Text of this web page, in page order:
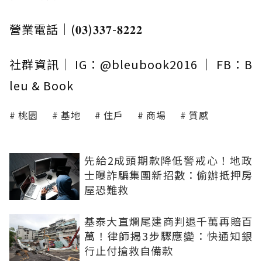
營業電話｜(𝟎𝟑)𝟑𝟑𝟕-𝟖𝟐𝟐𝟐
社群資訊｜ IG：@bleubook2016 ｜ FB：B
leu & Book
桃園 基地 住戶 商場 質感
先給2成頭期款降低警戒心！地政
士曝詐騙集團新招數：偷辦抵押房
屋恐難救
基泰大直爛尾建商判退千萬再賠百
萬！律師揭3步驟應變：快通知銀
行止付搶救自備款